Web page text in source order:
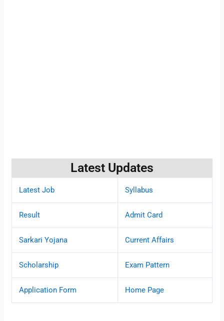
Latest Updates
Latest Job Syllabus
Result Admit Card
Sarkari Yojana Current Affairs
Scholarship Exam Pattern
Application Form Home Page